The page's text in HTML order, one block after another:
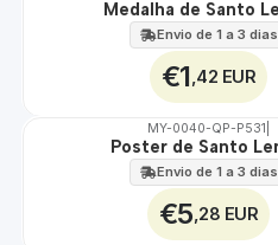
Medalha de Santo
Envio de 1 a 3 dias
€1 ,42 EUR
MY-0040-QP-P531
Poster de Santo
Envio de 1 a 3 dias
€5 ,28 EUR